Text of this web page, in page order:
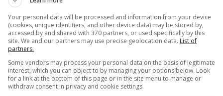
me kancer të qafës së mitrës, shumë
ilaçi ndihmoi në ngadalësimin e përparimit të
për qind të rasteve. Efekte të ngjashme u vunë
me kancer të mëlçisë, 36 për qind e atyre
pacientëve me kancer të kokës dhe qafës.
Your personal data will be processed and information from your device
(cookies, unique identifiers, and other device data) may be stored by,
accessed by and shared with 370 partners, or used specifically by this
site. We and our partners may use precise geolocation data. List of
partners.
Some vendors may process your personal data on the basis of legitimate
interest, which you can object to by managing your options below. Look
for a link at the bottom of this page or in the site menu to manage or
withdraw consent in privacy and cookie settings.